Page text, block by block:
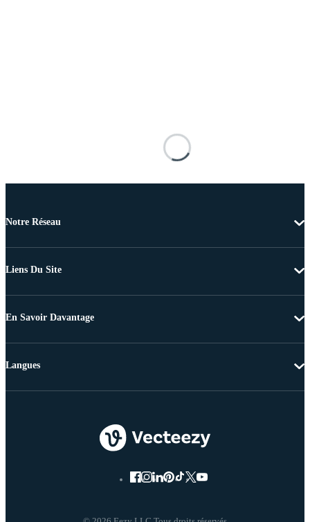
Notre Réseau
Liens Du Site
En Savoir Davantage
Langues